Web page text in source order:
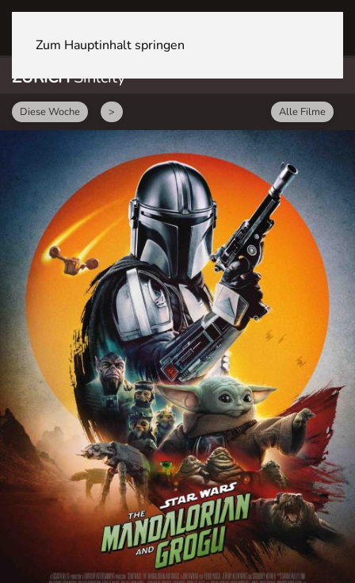
Zum Hauptinhalt springen
ZÜRICHSihlcity
Diese Woche > Alle Filme